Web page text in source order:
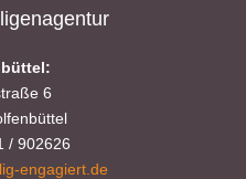
6
/ 902626
engagiert.de